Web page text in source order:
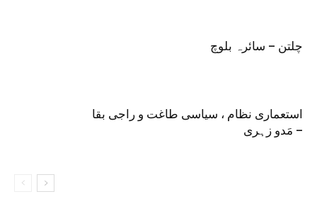
استعماری نظام ، سیاسی طاغت و راجی بقا
– مَدو زہری